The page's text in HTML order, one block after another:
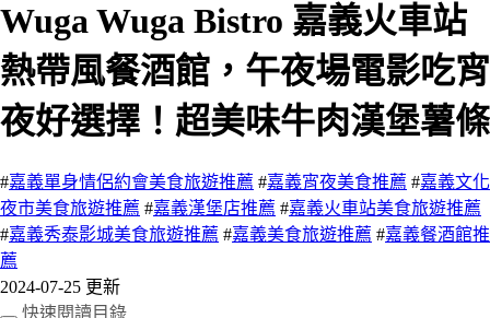
Wuga Wuga Bistro 嘉義火車站
熱帶風餐酒館，午夜場電影吃宵
夜好選擇！超美味牛肉漢堡薯條
#嘉義單身情侶約會美食旅遊推薦 #嘉義宵夜美食推薦 #嘉義文化
夜市美食旅遊推薦 #嘉義漢堡店推薦 #嘉義火車站美食旅遊推薦
#嘉義秀泰影城美食旅遊推薦 #嘉義美食旅遊推薦 #嘉義餐酒館推
薦
2024-07-25 更新
快速閱讀目錄